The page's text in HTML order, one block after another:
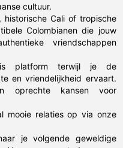
cultuur.
Cali of tropische
Colombianen die jouw
vriendschappen
platform terwijl je de
en vriendelijkheid ervaart.
oprechte kansen voor
mooie relaties op via onze
je volgende geweldige